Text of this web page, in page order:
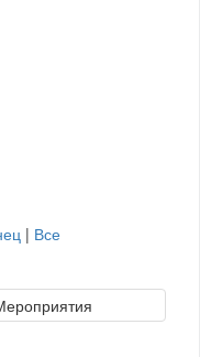
| Все